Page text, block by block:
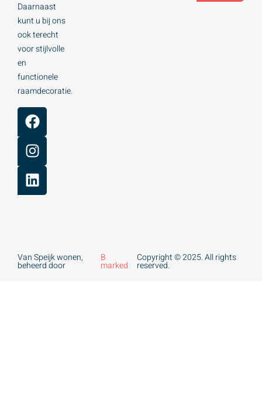
Daarnaast
kunt u bij ons
ook terecht
voor stijlvolle
en
functionele
raamdecoratie.
Van Speijk wonen,
beheerd door
B
marked
Copyright © 2025. All rights
reserved.